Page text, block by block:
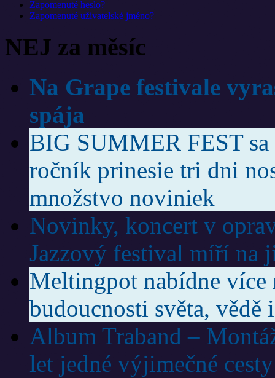
Zapomenuté heslo?
Zapomenuté uživatelské jméno?
NEJ za měsíc
Na Grape festivale
spája
BIG SUMMER FEST
ročník prinesie tri dni
množstvo noviniek
Novinky, koncert v
Jazzový festival míří na
Meltingpot nabídne více
budoucnosti světa,
Album Traband –
let jedné výjimečné cesty